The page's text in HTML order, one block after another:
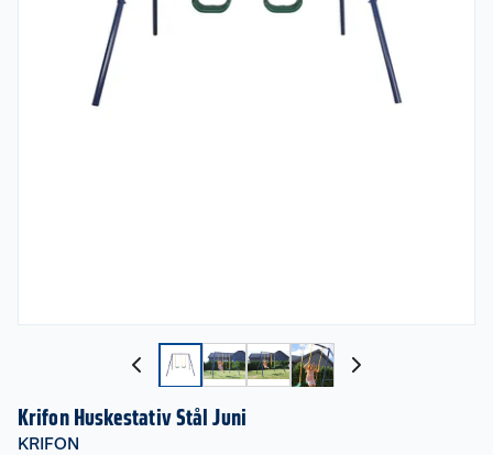
Krifon Huskestativ Stål Juni
KRIFON